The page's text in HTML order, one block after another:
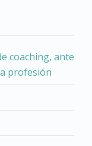
coaching, ante
profesión